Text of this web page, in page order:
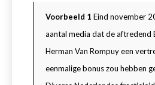
Voorbeeld 1 Eind november
aantal media dat de aftredend
Herman Van Rompuy een
eenmalige bonus zou hebben